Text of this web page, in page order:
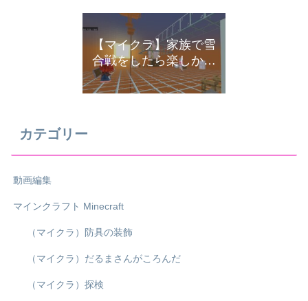
【マイクラ】家族で雪
合戦をしたら楽しかっ
た
カテゴリー
動画編集
マインクラフト Minecraft
（マイクラ）防具の装飾
（マイクラ）だるまさんがころんだ
（マイクラ）探検